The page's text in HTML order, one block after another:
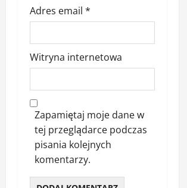
Adres email *
Witryna internetowa
Zapamiętaj moje dane w
tej przeglądarce podczas
pisania kolejnych
komentarzy.